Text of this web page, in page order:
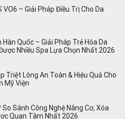
VO6 – Giải Pháp Điều Trị Cho Da
Hàn Quốc – Giải Pháp Trẻ Hóa Da
Nhiều Spa Lựa Chọn Nhất 2026
Triệt Lông An Toàn & Hiệu Quả Cho
Mỹ Viện
Sánh Công Nghệ Nâng Cơ, Xóa
Quan Tâm Nhất 2026